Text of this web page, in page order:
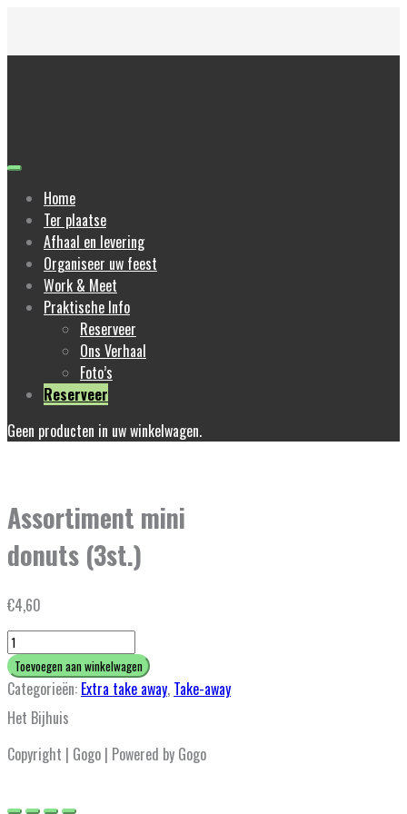
Home
Ter plaatse
Afhaal en levering
Organiseer uw feest
Work & Meet
Praktische Info
Reserveer
Ons Verhaal
Foto’s
Reserveer
Geen producten in uw winkelwagen.
Assortiment mini
donuts (3st.)
€4,60
Assortiment
mini
donuts
(3st.)
hoeveelheid
Toevoegen aan winkelwagen
Categorieën: Extra take away, Take-away
Het Bijhuis
Copyright | Gogo | Powered by Gogo